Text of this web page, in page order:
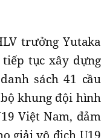
trưởng Yutaka
tục xây dựng
sách 41 cầu
khung đội hình
Việt Nam, đảm